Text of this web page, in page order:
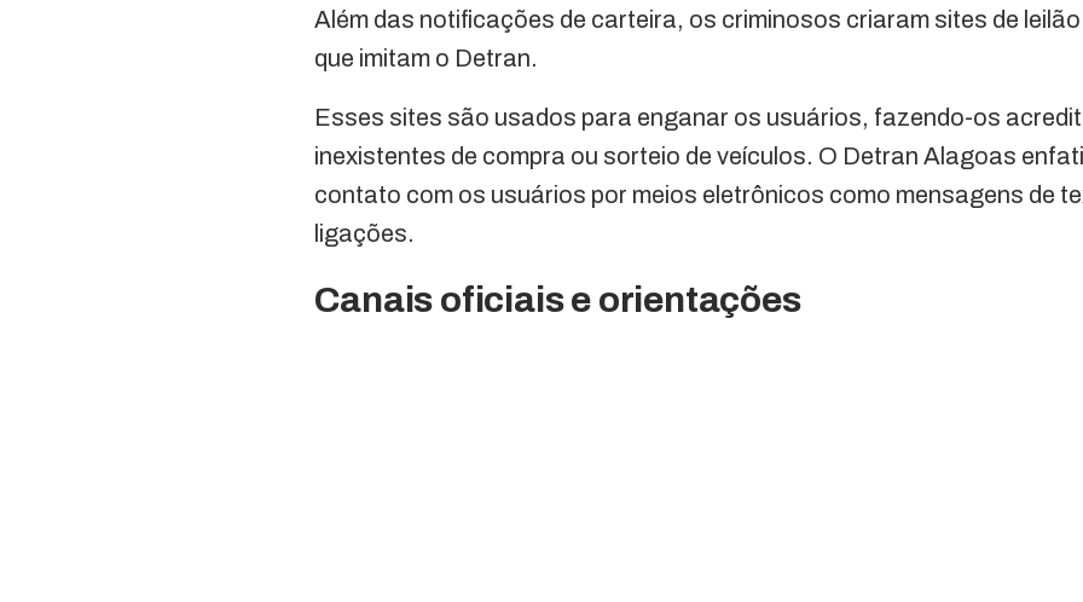
Além das notificações de carteira, os criminosos criaram sites de
que imitam o Detran.
Esses sites são usados para enganar os usuários, fazendo-os
inexistentes de compra ou sorteio de veículos. O Detran Alagoas
contato com os usuários por meios eletrônicos como mensagens de
ligações.
Canais oficiais e orientações